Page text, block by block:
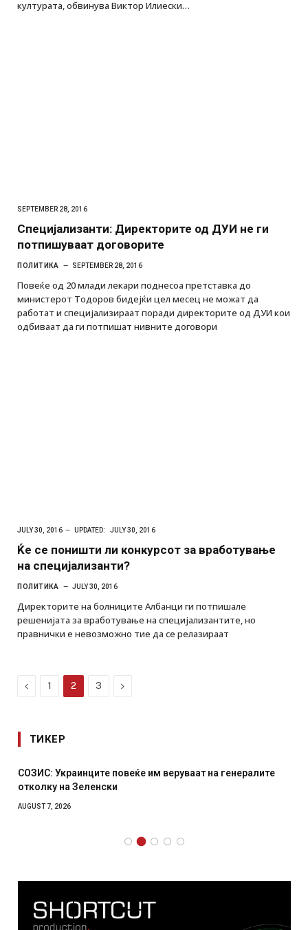
културата, обвинува Виктор Илиески…
SEPTEMBER 28, 2016
Специјализанти: Директорите од ДУИ не ги
потпишуваат договорите
ПОЛИТИКА SEPTEMBER 28, 2016
Повеќе од 20 млади лекари поднесоа претставка до
министерот Тодоров бидејќи цел месец не можат да
работат и специјализираат поради директорите од ДУИ кои
одбиваат да ги потпишат нивните договори
JULY 30, 2016 UPDATED: JULY 30, 2016
Ќе се поништи ли конкурсот за вработување
на специјализанти?
ПОЛИТИКА JULY 30, 2016
Директорите на болниците Албанци ги потпишале
решенијата за вработување на специјализантите, но
правнички е невозможно тие да се релазираат
Previous
1 2 3 Next
ТИКЕР
СОЗИС: Украинците повеќе им веруваат на генералите
отколку на Зеленски
AUGUST 7, 2026